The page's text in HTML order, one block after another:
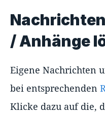
/ Anhänge
Eigene Nachrichten
bei entsprechenden
Klicke dazu auf die,